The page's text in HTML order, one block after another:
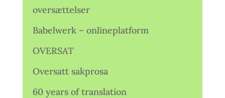
oversættelser
Babelwerk – onlineplatform
OVERSAT
Oversatt sakprosa
60 years of translation